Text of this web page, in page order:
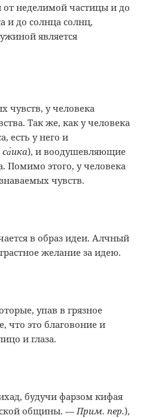
неделимой частицы и до
и до солнца солнц,
является
чувств, у человека
Так же, как у человека
есть у него и
са́ика), и воодушевляющие
Помимо этого, у человека
чувств.
в образ идеи. Алчный
желание за идею.
упав в грязное
что это благовоние и
и глаза.
будучи фарзом кифая
общины. —Прим. пер.),